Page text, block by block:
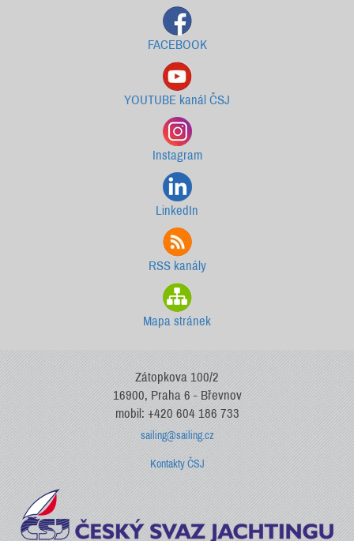
FACEBOOK
YOUTUBE kanál ČSJ
Instagram
LinkedIn
RSS kanály
Mapa stránek
Zátopkova 100/2
16900, Praha 6 - Břevnov
mobil: +420 604 186 733
sailing@sailing.cz
Kontakty ČSJ